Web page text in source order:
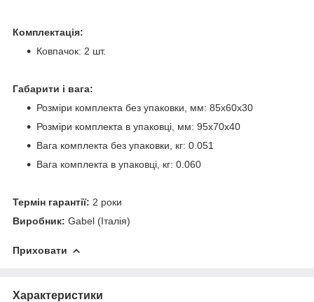
Комплектація:
Ковпачок: 2 шт.
Габарити і вага:
Розміри комплекта без упаковки, мм: 85х60х30
Розміри комплекта в упаковці, мм: 95х70х40
Вага комплекта без упаковки, кг: 0.051
Вага комплекта в упаковці, кг: 0.060
Термін гарантії: 2 роки
Виробник: Gabel (Італія)
Приховати
Характеристики